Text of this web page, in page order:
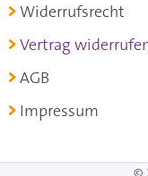
Widerrufsrecht
Vertrag
AGB
Impressum
©